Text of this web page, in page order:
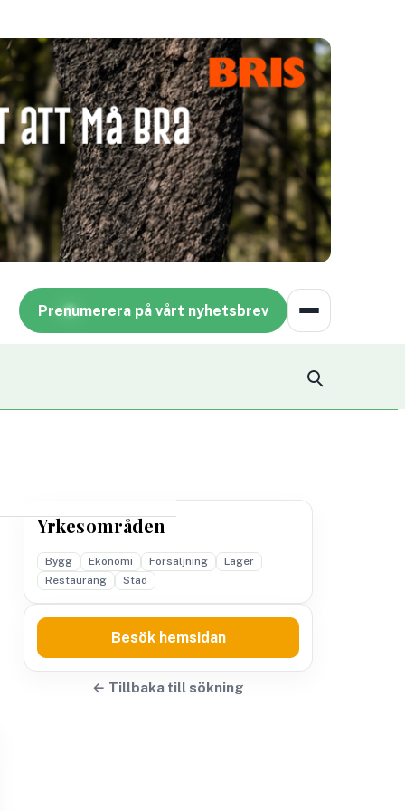
Prenumerera på vårt nyhetsbrev
Yrkesområden
Bygg Ekonomi Försäljning
Lager
Restaurang
Städ
Besök hemsidan
← Tillbaka till sökning